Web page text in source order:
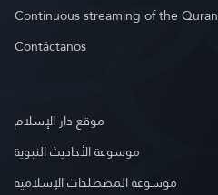
Continuous streaming of the Quran
Contáctanos
موقع دار الإسلام
موسوعة الأحاديث النبوية
موسوعة المصطلحات الإسلامية